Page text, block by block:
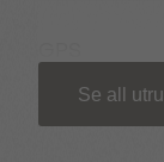
Se all